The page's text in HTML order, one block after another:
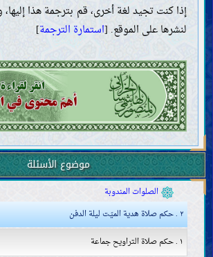
إذا كنت تجيد لغة أخرى، قم بترجمة هذا
لنشرها على الموقع. [استمارة الترجمة]
موضوع الأسئلة
الحيض والنفاس والاستحاضة والجنابة
الطبّ والتداوي
اللباس والزينة
الوضوء والغسل والتيمّم
الصلاة
الأذان والإقامة
الصلوات المفروضة اليوميّة
صلاة الجماعة
صلاة المسافر
صلاة القضاء
صلاة الجمعة والعيدين
صلاة الآيات
الصلوات المندوبة
٢ . حكم صلاة هدية الميّت ليلة الدفن
١ . حكم صلاة التراويح جماعة